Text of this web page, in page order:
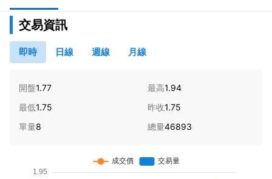
交易資訊
即時 日線 週線 月線
開盤1.77 最高1.94
最低1.75 昨收1.75
單量8 總量46893